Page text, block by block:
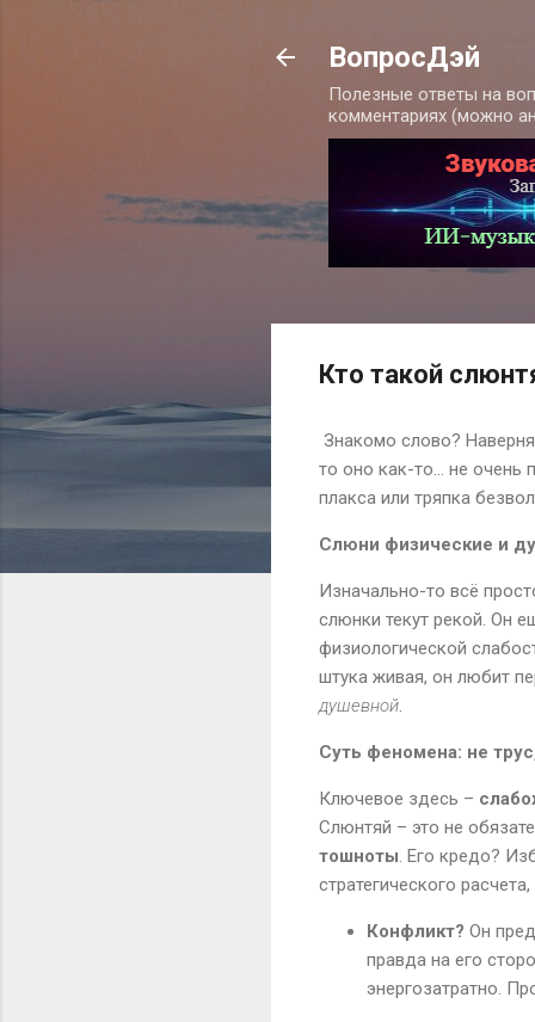
ВопросДэй
Полезные ответы на
комментариях (можно
Кто такой
Знакомо слово?
то оно как-то... не очень
плакса или тряпка
Слюни физические и
Изначально-то всё
слюнки текут рекой. Он
физиологической
штука живая, он любит
душевной
Суть феномена: не
Ключевое здесь –
Слюнтяй – это не
тошноты . Его кредо?
стратегического
Конфликт? Он
правда на его
энергозатратно.